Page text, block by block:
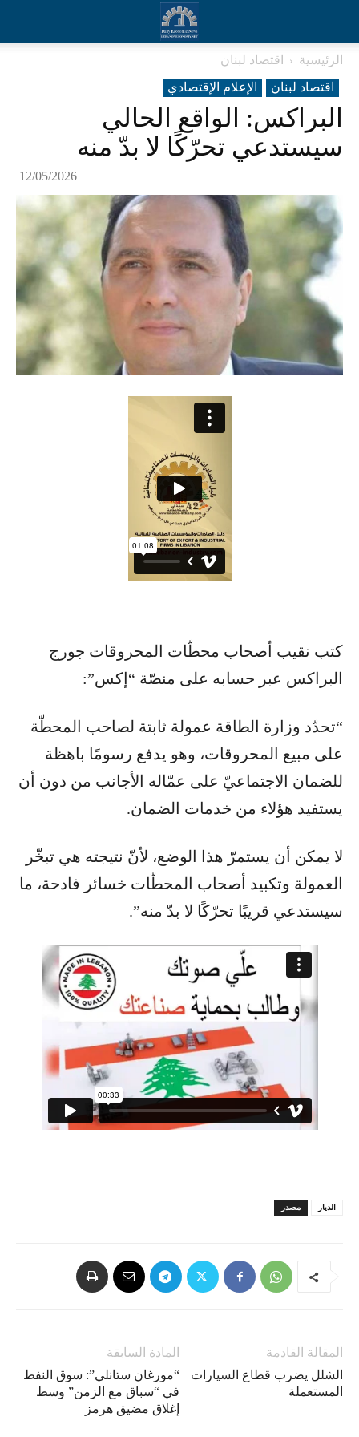
الرئيسية
اقتصاد لبنان
اقتصاد لبنان
الإعلام الإقتصادي
البراكس: الواقع الحالي
سيستدعي تحرّكًا لا بدّ منه
12/05/2026
كتب نقيب أصحاب محطّات المحروقات جورج
البراكس عبر حسابه على منصّة “إكس”:
“‏تحدّد وزارة الطاقة عمولة ثابتة لصاحب المحطّة
على مبيع المحروقات، وهو يدفع رسومًا باهظة
للضمان الاجتماعيّ على عمّاله الأجانب من دون أن
يستفيد هؤلاء من خدمات الضمان.
لا يمكن أن يستمرّ هذا الوضع، لأنّ نتيجته هي تبخّر
العمولة وتكبيد أصحاب المحطّات خسائر فادحة، ما
سيستدعي قريبًا تحرّكًا لا بدّ منه”.
مصدر الديار
المادة السابقة
“مورغان ستانلي”: سوق النفط
في “سباق مع الزمن” وسط
إغلاق مضيق هرمز
المقالة القادمة
الشلل يضرب قطاع السيارات
المستعملة